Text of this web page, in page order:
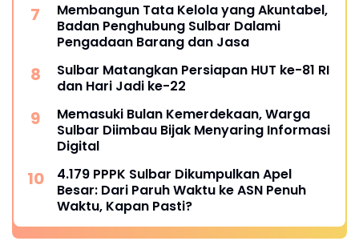
Membangun Tata Kelola yang Akuntabel,
Badan Penghubung Sulbar Dalami
Pengadaan Barang dan Jasa
Sulbar Matangkan Persiapan HUT ke-81 RI
dan Hari Jadi ke-22
Memasuki Bulan Kemerdekaan, Warga
Sulbar Diimbau Bijak Menyaring Informasi
Digital
4.179 PPPK Sulbar Dikumpulkan Apel
Besar: Dari Paruh Waktu ke ASN Penuh
Waktu, Kapan Pasti?